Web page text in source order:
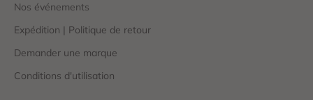
Nos événements
Expédition | Politique de retour
Demander une marque
Conditions d'utilisation